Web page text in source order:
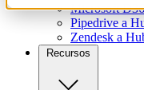
Microsoft
Pipedrive a
Zendesk a
Recursos